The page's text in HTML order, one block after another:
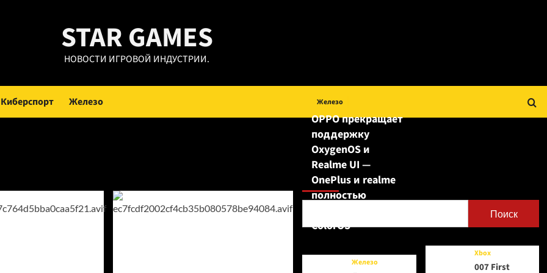
STAR GAMES
НОВОСТИ ИГРОВОЙ ИНДУСТРИИ.
Киберспорт Железо
Поиск
Поиск
Железо
OPPO прекращает
поддержку
OxygenOS и
Realme UI —
OnePlus и realme
полностью
ColorOS
Железо
Xbox
007 First